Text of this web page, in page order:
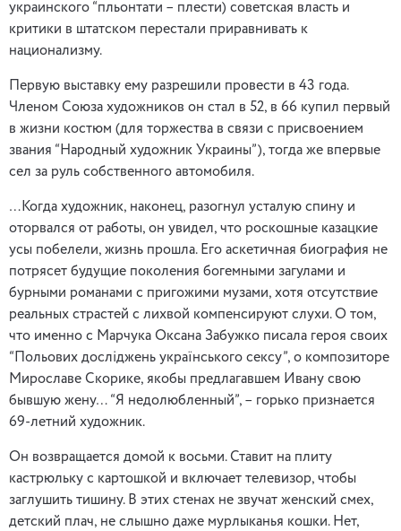
украинского “пльонтати – плести) советская власть и
критики в штатском перестали приравнивать к
национализму.
Первую выставку ему разрешили провести в 43 года.
Членом Союза художников он стал в 52, в 66 купил первый
в жизни костюм (для торжества в связи с присвоением
звания “Народный художник Украины”), тогда же впервые
сел за руль собственного автомобиля.
…Когда художник, наконец, разогнул усталую спину и
оторвался от работы, он увидел, что роскошные казацкие
усы побелели, жизнь прошла. Его аскетичная биография не
потрясет будущие поколения богемными загулами и
бурными романами с пригожими музами, хотя отсутствие
реальных страстей с лихвой компенсируют слухи. О том,
что именно с Марчука Оксана Забужко писала героя своих
“Польових дослiджень українського сексу”, о композиторе
Мирославе Скорике, якобы предлагавшем Ивану свою
бывшую жену… “Я недолюбленный”, – горько признается
69-летний художник.
Он возвращается домой к восьми. Ставит на плиту
кастрюльку с картошкой и включает телевизор, чтобы
заглушить тишину. В этих стенах не звучат женский смех,
детский плач, не слышно даже мурлыканья кошки. Нет,